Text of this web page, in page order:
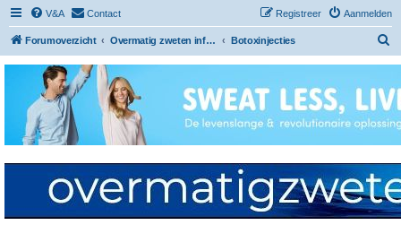
V&A Contact Aanmelden
Registreer
Forumoverzicht Overmatig zweten informatie en ervaringen Botoxinjecties
k